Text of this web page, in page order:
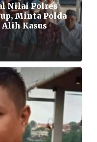
Nilai Polres
Minta Polda
Kasus